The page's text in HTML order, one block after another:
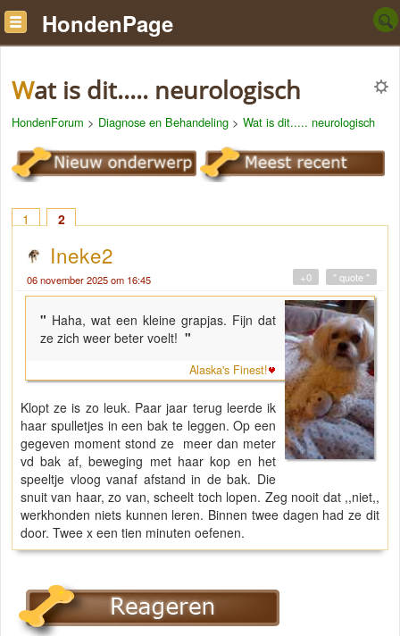
HondenPage
Wat is dit..... neurologisch
HondenForum > Diagnose en Behandeling > Wat is dit..... neurologisch
1 2
Ineke2
06 november 2025 om 16:45 " quote "
+0
" Haha, wat een kleine grapjas. Fijn dat
ze zich weer beter voelt! "
Alaska's Finest!
Klopt ze is zo leuk. Paar jaar terug leerde ik
haar spulletjes in een bak te leggen. Op een
gegeven moment stond ze meer dan meter
vd bak af, beweging met haar kop en het
speeltje vloog vanaf afstand in de bak. Die
snuit van haar, zo van, scheelt toch lopen. Zeg nooit dat ,,niet,,
werkhonden niets kunnen leren. Binnen twee dagen had ze dit
door. Twee x een tien minuten oefenen.